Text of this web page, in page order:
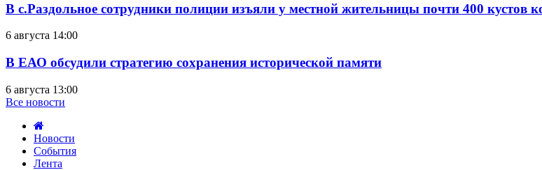
В с.Раздольное сотрудники полиции изъяли у местной жительницы почти 400 кустов
6 августа 14:00
В ЕАО обсудили стратегию сохранения исторической памяти
6 августа 13:00
Все новости
Новости
События
Лента